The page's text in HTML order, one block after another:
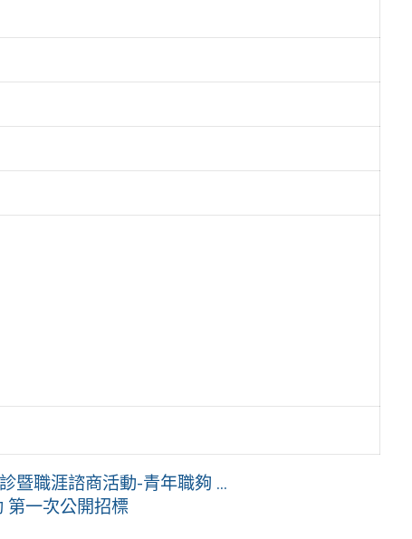
暨職涯諮商活動-青年職夠 ...
第一次公開招標